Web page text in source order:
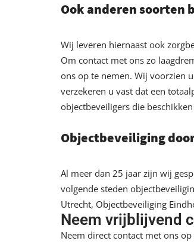
Ook anderen soorten
Wij leveren hiernaast ook
Om contact met ons zo
ons op te nemen. Wij voorzien
verzekeren u vast dat een
objectbeveiligers die
Objectbeveiliging
Al meer dan 25 jaar zijn wij
volgende steden
Utrecht, Objectbeveiliging
Neem vrijblijvend
Neem direct contact met ons